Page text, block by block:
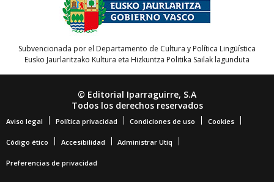
Subvencionada por el Departamento de Cultura y Política Lingüística
Eusko Jaurlaritzako Kultura eta Hizkuntza Politika Sailak lagunduta
© Editorial Iparraguirre, S.A
Todos los derechos reservados
Aviso legal Política privacidad Condiciones de uso Cookies
Código ético Accesibilidad Administrar Utiq
Preferencias de privacidad